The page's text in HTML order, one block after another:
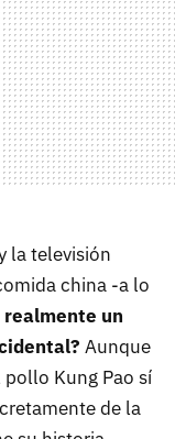
la televisión
china -a lo
realmente un
Aunque
Kung Pao sí
de la